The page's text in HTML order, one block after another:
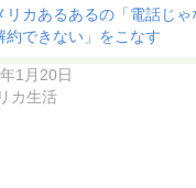
リカあるあるの「電話じゃ
約できない」をこなす
1月20日
カ生活